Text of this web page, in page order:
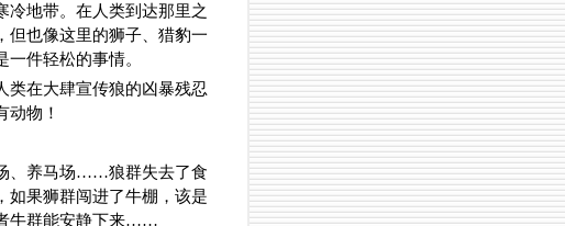
冷地带。在人类到达那里之
但也像这里的狮子、猎豹一
件轻松的事情。
类在大肆宣传狼的凶暴残忍
动物！
、养马场……狼群失去了食
果狮群闯进了牛棚，该是
牛群能安静下来……